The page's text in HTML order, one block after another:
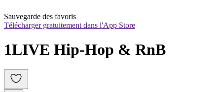
Sauvegarde des favoris
Télécharger gratuitement dans l'App Store
1LIVE Hip-Hop & RnB